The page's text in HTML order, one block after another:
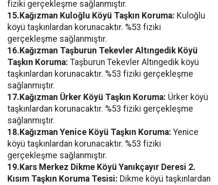
fiziki gerçekleşme sağlanmıştır.
15.Kağızman Kuloğlu Köyü Taşkın Koruma: Kuloğlu
köyü taşkınlardan korunacaktır. %53 fiziki
gerçekleşme sağlanmıştır.
16.Kağızman Taşburun Tekevler Altıngedik Köyü
Taşkın Koruma: Taşburun Tekevler Altıngedik köyü
taşkınlardan korunacaktır. %53 fiziki gerçekleşme
sağlanmıştır.
17.Kağızman Ürker Köyü Taşkın Koruma: Ürker köyü
taşkınlardan korunacaktır. %53 fiziki gerçekleşme
sağlanmıştır.
18.Kağızman Yenice Köyü Taşkın Koruma: Yenice
köyü taşkınlardan korunacaktır. %53 fiziki
gerçekleşme sağlanmıştır.
19.Kars Merkez Dikme Köyü Yanıkçayır Deresi 2.
Kısım Taşkın Koruma Tesisi: Dikme köyü taşkınlardan